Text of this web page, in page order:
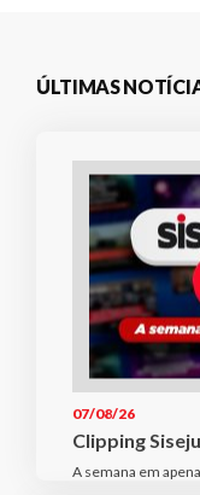
ÚLTIMAS
07/08/26
Clipping
A semana em